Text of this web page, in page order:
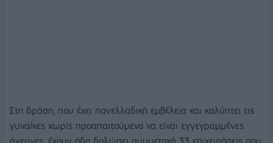
Στη δράση, που έχει πανελλαδική εμβέλεια και καλύπτει τις
γυναίκες χωρίς προαπαιτούμενο να είναι εγγεγραμμένες
άνεργες, έχουν ήδη δηλώσει συμμετοχή 33 επιχειρήσεις που